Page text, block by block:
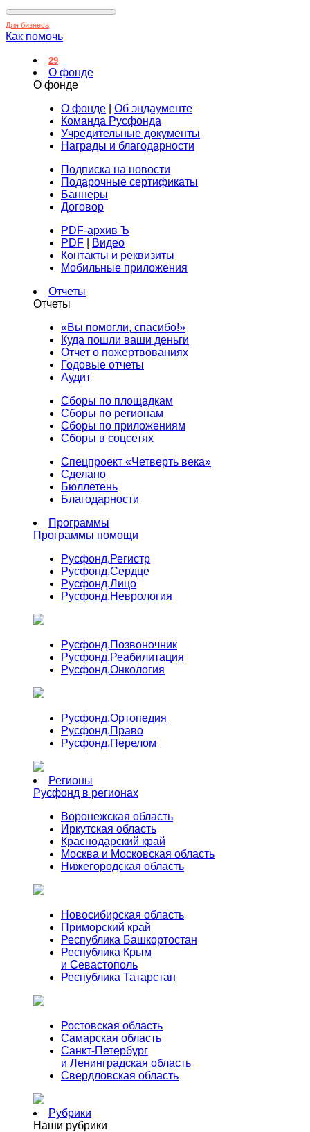
Для бизнеса
Как помочь
29
О фонде
О фонде
О фонде
Об эндаументе
Команда Русфонда
Учредительные документы
Награды и благодарности
Подписка на новости
Подарочные сертификаты
Баннеры
Договор
PDF-архив Ъ
PDF
Видео
Контакты и реквизиты
Мобильные приложения
Отчеты
Отчеты
«Вы помогли, спасибо!»
Куда пошли ваши деньги
Отчет о пожертвованиях
Годовые отчеты
Аудит
Сборы по площадкам
Сборы по регионам
Сборы по приложениям
Сборы в соцсетях
Спецпроект «Четверть века»
Сделано
Бюллетень
Благодарности
Программы
Программы помощи
Русфонд.Регистр
Русфонд.Сердце
Русфонд.Лицо
Русфонд.Неврология
Русфонд.Позвоночник
Русфонд.Реабилитация
Русфонд.Онкология
Русфонд.Ортопедия
Русфонд.Право
Русфонд.Перелом
Регионы
Русфонд в регионах
Воронежская область
Иркутская область
Краснодарский край
Москва и Московская область
Нижегородская область
Новосибирская область
Приморский край
Республика Башкортостан
Республика Крым
и Севастополь
Республика Татарстан
Ростовская область
Самарская область
Санкт-Петербург
и Ленинградская область
Свердловская область
Рубрики
Наши рубрики